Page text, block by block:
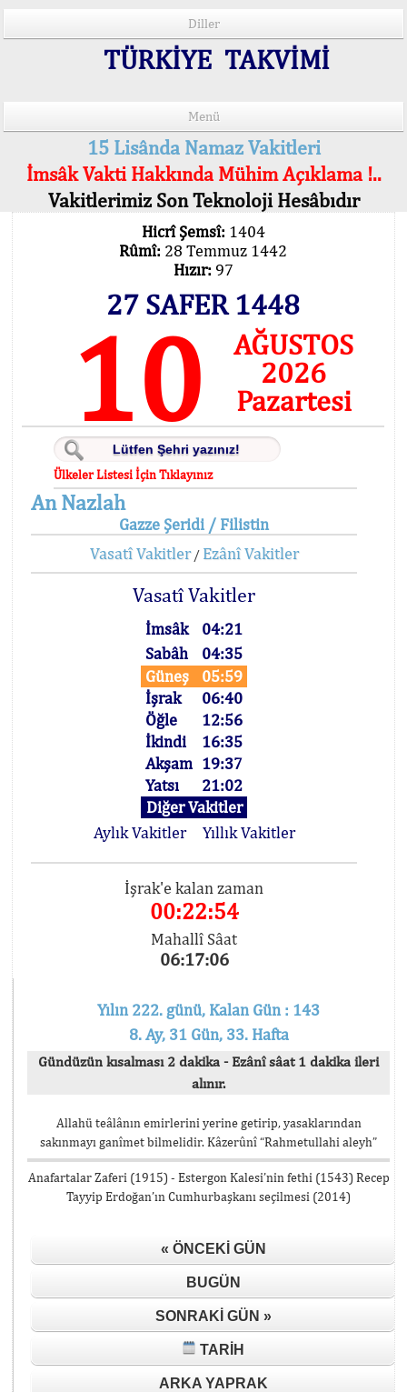
Diller
TÜRKİYE TAKVİMİ
Menü
15 Lisânda Namaz Vakitleri
İmsâk Vakti Hakkında Mühim Açıklama !..
Vakitlerimiz Son Teknoloji Hesâbıdır
Hicrî Şemsî: 1404
Rûmî: 28 Temmuz 1442
Hızır: 97
27 SAFER 1448
10
AĞUSTOS
2026
Pazartesi
Ülkeler Listesi İçin Tıklayınız
An Nazlah
Gazze Şeridi / Filistin
Vasatî Vakitler/ Ezânî Vakitler
Vasatî Vakitler
İmsâk
04:21
Sabâh
04:35
Güneş
05:59
İşrak
06:40
Öğle
12:56
İkindi
16:35
Akşam 19:37
Yatsı
21:02
Diğer Vakitler
Aylık Vakitler
Yıllık Vakitler
İşrak'e kalan zaman
00:22:54
Mahallî Sâat
06:17:06
Yılın 222. günü, Kalan Gün : 143
8. Ay, 31 Gün, 33. Hafta
Gündüzün kısalması 2 dakika - Ezânî sâat 1 dakika ileri
alınır.
Allahü teâlânın emirlerini yerine getirip, yasaklarından
sakınmayı ganîmet bilmelidir. Kâzerûnî “Rahmetullahi aleyh”
Anafartalar Zaferi (1915) - Estergon Kalesi’nin fethi (1543) Recep
Tayyip Erdoğan’ın Cumhurbaşkanı seçilmesi (2014)
« ÖNCEKI GÜN
BUGÜN
SONRAKI GÜN »
TARIH
ARKA YAPRAK